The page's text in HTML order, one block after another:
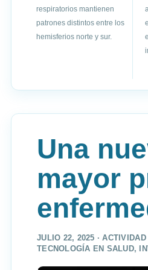
respiratorios mantienen
patrones distintos entre los
hemisferios norte y sur.
Una
mayor
JULIO 22, 2025 ·
TECNOLOGÍA EN SALUD,